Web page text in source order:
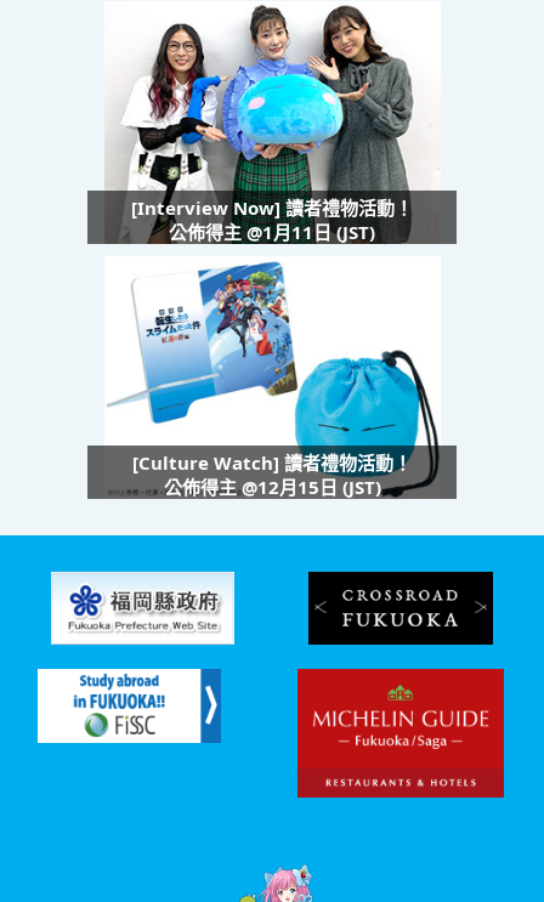
[Interview Now] 讀者禮物活動！
公佈得主 @1月11日 (JST)
[Culture Watch] 讀者禮物活動！
公佈得主 @12月15日 (JST)